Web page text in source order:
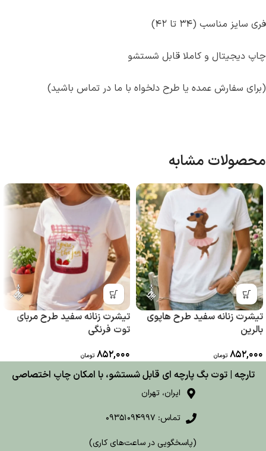
فری سایز مناسب (۳۴ تا ۴۲)
چاپ دیجیتال و کاملا قابل شستشو
(برای سفارش عمده یا طرح دلخواه با ما در تماس باشید)
محصولات مشابه
تیشرت زنانه سفید طرح هاپوی
بالرین
852,000 تومان
تیشرت زنانه سفید طرح مربای
توت فرنگی
852,000 تومان
تارچه | توت بگ پارچه ای قابل شستشو، با امکان چاپ اختصاصی
ایران، تهران
تماس: 09351094997
(پاسخگویی در ساعت‌های کاری)